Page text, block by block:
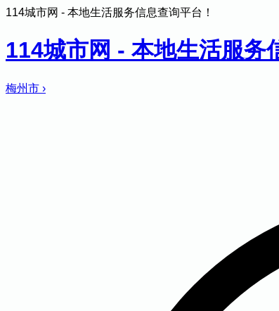
114城市网 - 本地生活服务信息查询平台！
114城市网 - 本地生活服务
梅州市 ›